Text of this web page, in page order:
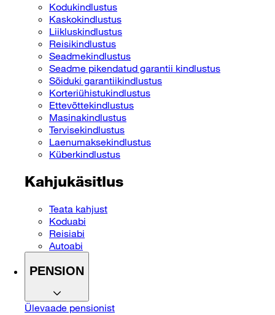
Kodukindlustus
Kaskokindlustus
Liikluskindlustus
Reisikindlustus
Seadmekindlustus
Seadme pikendatud garantii kindlustus
Sõiduki garantiikindlustus
Korteriühistukindlustus
Ettevõttekindlustus
Masinakindlustus
Tervisekindlustus
Laenumaksekindlustus
Küberkindlustus
Kahjukäsitlus
Teata kahjust
Koduabi
Reisiabi
Autoabi
PENSION
Ülevaade pensionist